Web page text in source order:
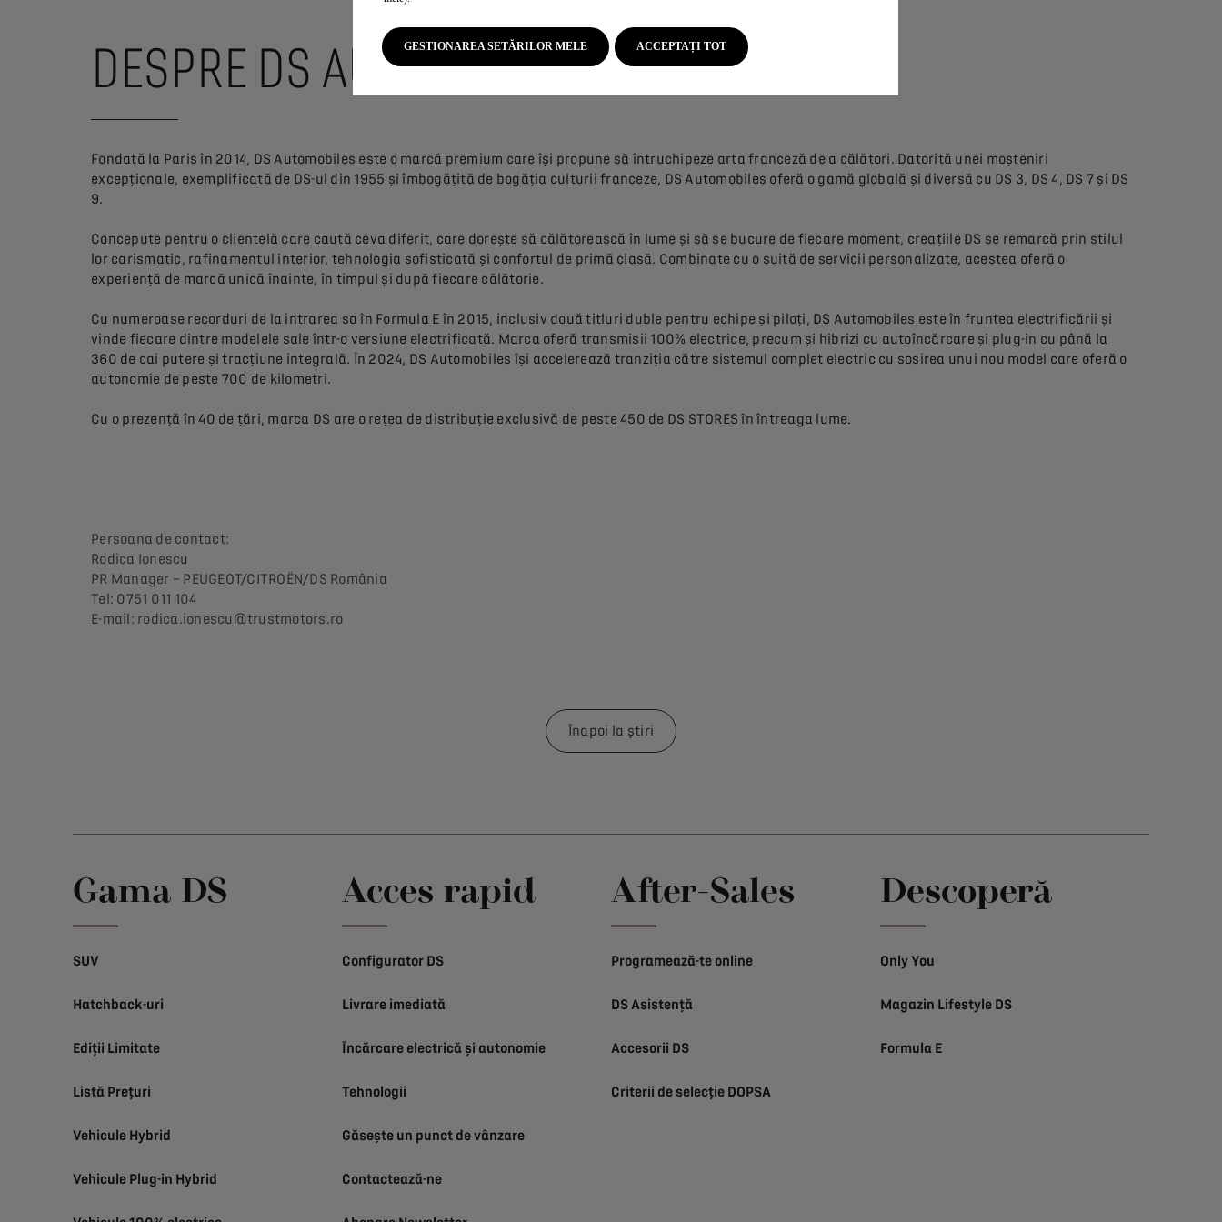
DESPRE DS AUTOMOBILES
Fondată la Paris în 2014, DS Automobiles este o marcă premium care își propune să întruchipeze arta franceză de a călători. Datorită unei moșteniri
excepționale, exemplificată de DS-ul din 1955 și îmbogățită de bogăția culturii franceze, DS Automobiles oferă o gamă globală și diversă cu DS 3, DS 4, DS 7 și DS
9.
Concepute pentru o clientelă care caută ceva diferit, care dorește să călătorească în lume și să se bucure de fiecare moment, creațiile DS se remarcă prin stilul
lor carismatic, rafinamentul interior, tehnologia sofisticată și confortul de primă clasă. Combinate cu o suită de servicii personalizate, acestea oferă o
experiență de marcă unică înainte, în timpul și după fiecare călătorie.
Cu numeroase recorduri de la intrarea sa în Formula E în 2015, inclusiv două titluri duble pentru echipe și piloți, DS Automobiles este în fruntea electrificării și
vinde fiecare dintre modelele sale într-o versiune electrificată. Marca oferă transmisii 100% electrice, precum și hibrizi cu autoîncărcare și plug-in cu până la
360 de cai putere și tracțiune integrală. În 2024, DS Automobiles își accelerează tranziția către sistemul complet electric cu sosirea unui nou model care oferă o
autonomie de peste 700 de kilometri.
Cu o prezență în 40 de țări, marca DS are o rețea de distribuție exclusivă de peste 450 de DS STORES în întreaga lume.
Persoana de contact:
Rodica Ionescu
PR Manager – PEUGEOT/CITROËN/DS România
Tel: 0751 011 104
E-mail: rodica.ionescu@trustmotors.ro
Înapoi la știri
Gama DS
SUV
Hatchback-uri
Ediții Limitate
Listă Prețuri
Vehicule Hybrid
Vehicule Plug-in Hybrid
Acces rapid
Configurator DS
Livrare imediată
Încărcare electrică și autonomie
Tehnologii
Găsește un punct de vânzare
Contactează-ne
After-Sales
Programează-te online
DS Asistență
Accesorii DS
Criterii de selecție DOPSA
Descoperă
Only You
Magazin Lifestyle DS
Formula E
GESTIONAREA SETĂRILOR MELE ACCEPTAȚI TOT